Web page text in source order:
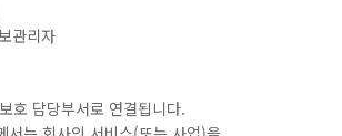
관리자
호 담당부서로 연결됩니다.